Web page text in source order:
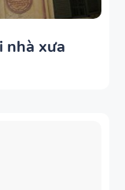
nhà xưa